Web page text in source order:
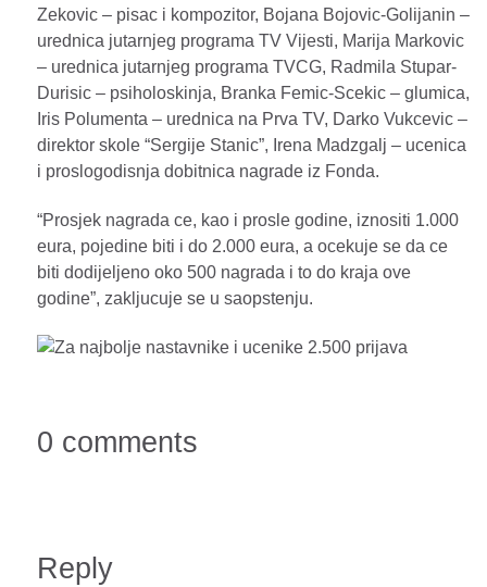
Zekovic – pisac i kompozitor, Bojana Bojovic-Golijanin –
urednica jutarnjeg programa TV Vijesti, Marija Markovic
– urednica jutarnjeg programa TVCG, Radmila Stupar-
Durisic – psiholoskinja, Branka Femic-Scekic – glumica,
Iris Polumenta – urednica na Prva TV, Darko Vukcevic –
direktor skole “Sergije Stanic”, Irena Madzgalj – ucenica
i proslogodisnja dobitnica nagrade iz Fonda.
“Prosjek nagrada ce, kao i prosle godine, iznositi 1.000
eura, pojedine biti i do 2.000 eura, a ocekuje se da ce
biti dodijeljeno oko 500 nagrada i to do kraja ove
godine”, zakljucuje se u saopstenju.
0 comments
Reply